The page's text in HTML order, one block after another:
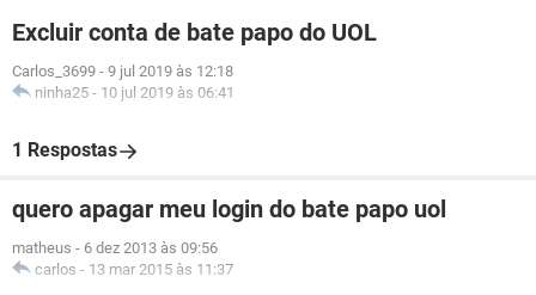
Excluir conta de bate papo do UOL
Carlos_3699 - 9 jul 2019 às 12:18
ninha25 - 10 jul 2019 às 06:41
1 Respostas
quero apagar meu login do bate papo uol
matheus - 6 dez 2013 às 09:56
carlos - 13 mar 2015 às 11:37